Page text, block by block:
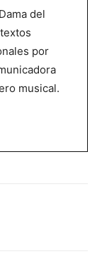
del
por
musical.